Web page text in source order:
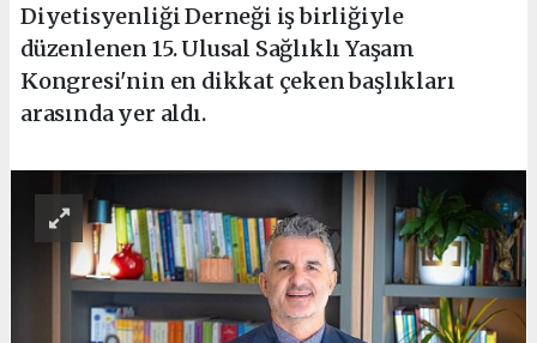
Diyetisyenliği Derneği iş birliğiyle
düzenlenen 15. Ulusal Sağlıklı Yaşam
Kongresi'nin en dikkat çeken başlıkları
arasında yer aldı.